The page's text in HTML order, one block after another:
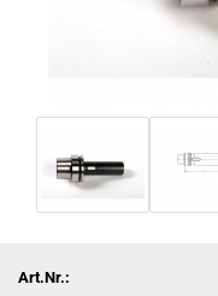
Art.Nr.: